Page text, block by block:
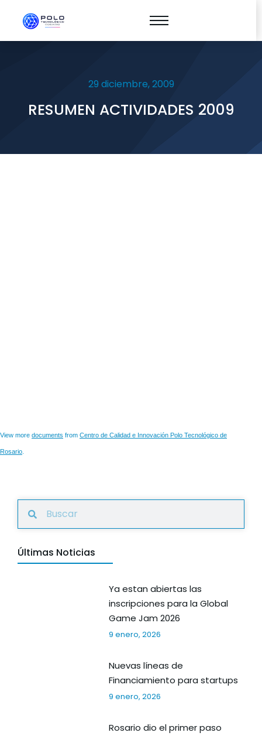
29 diciembre, 2009
RESUMEN ACTIVIDADES 2009
View more documents from Centro de Calidad e Innovación Polo Tecnológico de
Rosario
Últimas Noticias
Ya estan abiertas las
inscripciones para la Global
Game Jam 2026
9 enero, 2026
Nuevas líneas de
Financiamiento para startups
9 enero, 2026
Rosario dio el primer paso